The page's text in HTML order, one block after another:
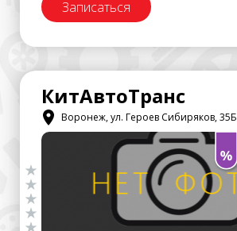
Записаться
КитАвтоТранс
Воронеж, ул. Героев Сибиряков, 35Б